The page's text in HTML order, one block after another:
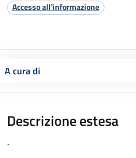
Accesso all'informazione
A cura di
Descrizione estesa
.